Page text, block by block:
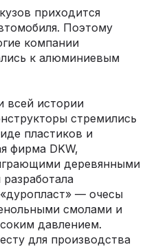
приходится
Поэтому
компании
к алюминиевым
всей истории
стремились
пластиков и
фирма DKW,
деревянными
— очесы
смолами и
давлением.
для производства